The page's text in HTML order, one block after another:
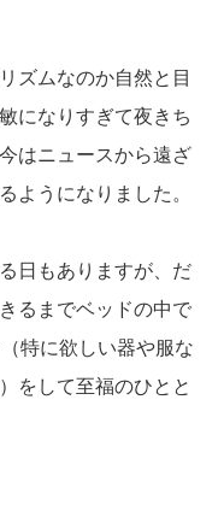
ズムなのか自然と目
になりすぎて夜きち
はニュースから遠ざ
ようになりました。
日もありますが、だ
るまでベッドの中で
特に欲しい器や服な
をして至福のひとと